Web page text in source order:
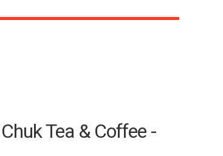
Tea & Coffee -